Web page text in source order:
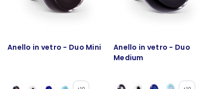
Anello in vetro - Duo Mini
Anello in vetro - Duo
Medium